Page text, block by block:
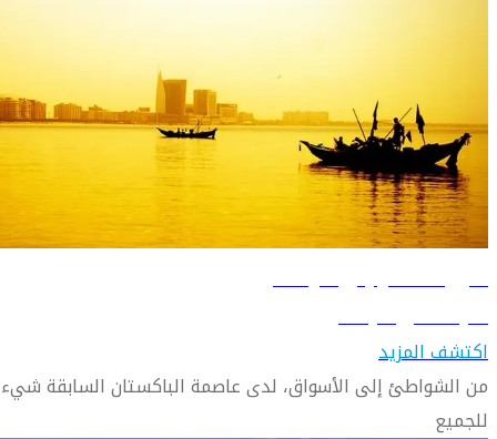
دليل السفر إلى كراتشي
تعرّف على كراتشي
اكتشف المزيد
من الشواطئ إلى الأسواق، لدى عاصمة الباكستان السابقة شيء
للجميع